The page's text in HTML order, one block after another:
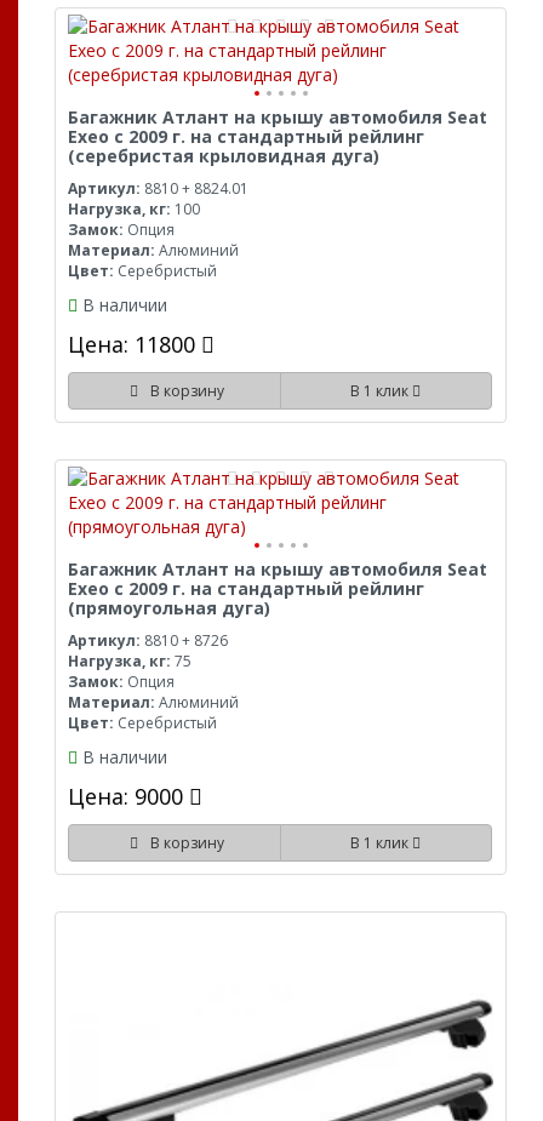
Багажник Атлант на крышу автомобиля Seat
Exeo с 2009 г. на стандартный рейлинг
(серебристая крыловидная дуга)
Артикул: 8810 + 8824.01
Нагрузка, кг: 100
Замок: Опция
Материал: Алюминий
Цвет: Серебристый
В наличии
Цена: 11800
В корзину В 1 клик
Багажник Атлант на крышу автомобиля Seat
Exeo с 2009 г. на стандартный рейлинг
(прямоугольная дуга)
Артикул: 8810 + 8726
Нагрузка, кг: 75
Замок: Опция
Материал: Алюминий
Цвет: Серебристый
В наличии
Цена: 9000
В корзину В 1 клик